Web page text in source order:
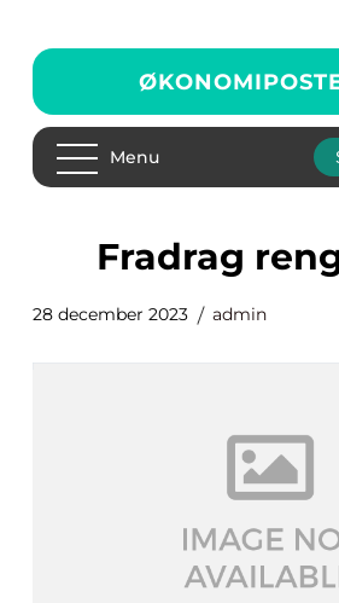
Menu
fradrag
28 december 2023 admin